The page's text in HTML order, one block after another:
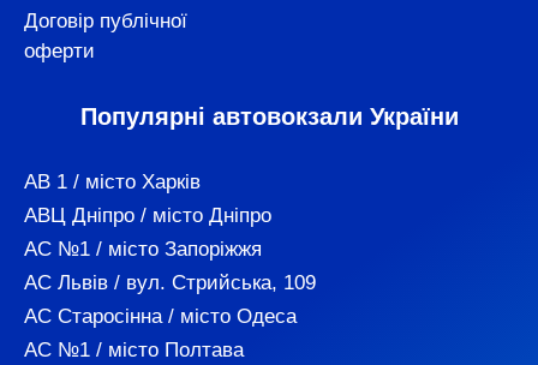
Договір публічної
оферти
Популярні автовокзали України
АВ 1 / місто Харків
АВЦ Дніпро / місто Дніпро
АС №1 / місто Запоріжжя
АС Львів / вул. Стрийська, 109
АС Старосінна / місто Одеса
АС №1 / місто Полтава